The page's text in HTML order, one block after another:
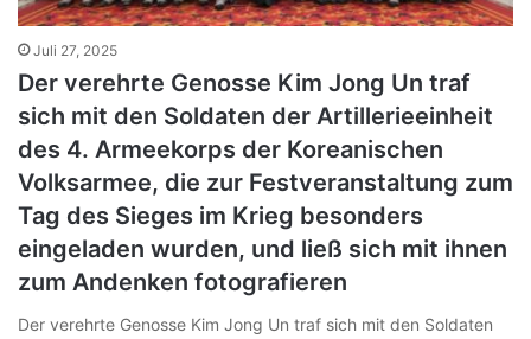
Juli 27, 2025
Der verehrte Genosse Kim Jong Un traf
sich mit den Soldaten der Artillerieeinheit
des 4. Armeekorps der Koreanischen
Volksarmee, die zur Festveranstaltung zum
Tag des Sieges im Krieg besonders
eingeladen wurden, und ließ sich mit ihnen
zum Andenken fotografieren
Der verehrte Genosse Kim Jong Un traf sich mit den Soldaten